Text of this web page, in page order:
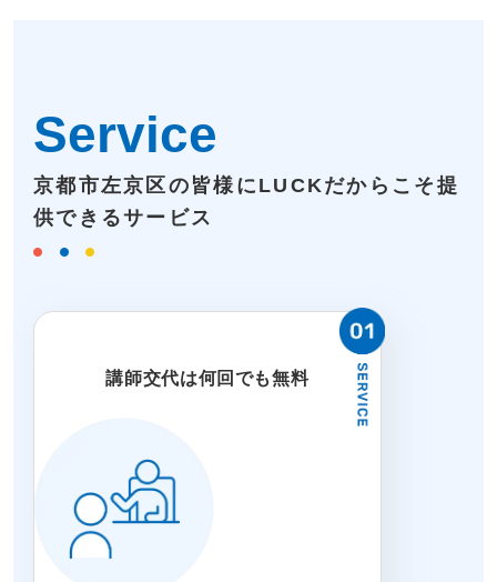
Service
京都市左京区の皆様にLUCKだからこそ提
供できるサービス
講師交代は何回でも無料